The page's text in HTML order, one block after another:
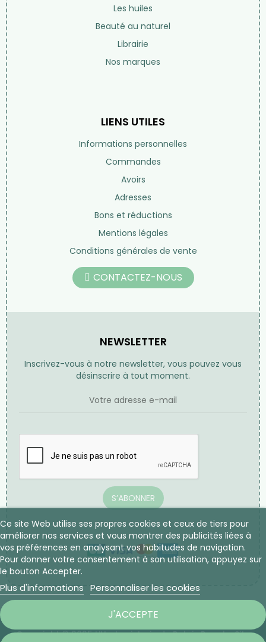
Ce site Web utilise ses propres cookies et ceux de tiers pour
améliorer nos services et vous montrer des publicités liées à
vos préférences en analysant vos habitudes de navigation.
Pour donner votre consentement à son utilisation, appuyez sur
le bouton Accepter.
Plus d'informations Personnaliser les cookies
J'ACCEPTE
NOS PRODUITS
Tisanes et thés
Compléments alimentaires
Les huiles
Beauté au naturel
Librairie
Nos marques
LIENS UTILES
Commandes
Adresses
Bons et réductions
Conditions générales de vente
NEWSLETTER
désinscrire à tout moment.